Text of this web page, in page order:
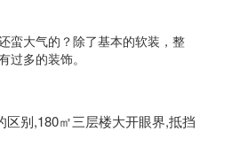
蛮大气的？除了基本的软装，整
过多的装饰。